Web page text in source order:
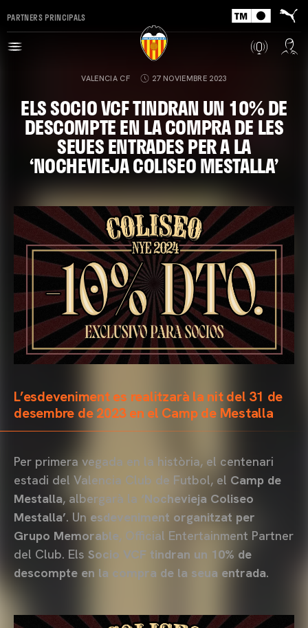
PARTNERS PRINCIPALS
VALENCIA CF 27 NOVIEMBRE 2023
ELS SOCIO VCF TINDRAN UN 10% DE
DESCOMPTE EN LA COMPRA DE LES
SEUES ENTRADES PER A LA
‘NOCHEVIEJA COLISEO MESTALLA’
L’esdeveniment es realitzarà la nit del 31 de
desembre de 2023 en el Camp de Mestalla
Per primera vegada en la història, el centenari
estadi del Valencia Club de Futbol, el Camp de
Mestalla, albergarà la ‘Nochevieja Coliseo
Mestalla’. Un esdeveniment organitzat per
Grupo Memorable, Official Entertainment Partner
del Club. Els Socio VCF tindran un 10% de
descompte en la compra de la seua entrada.